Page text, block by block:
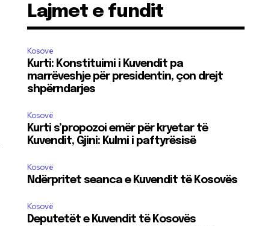
Lajmet e fundit
Kosovë
Kurti: Konstituimi i Kuvendit pa
marrëveshje për presidentin, çon drejt
shpërndarjes
Kosovë
Kurti s’propozoi emër për kryetar të
Kuvendit, Gjini: Kulmi i paftyrësisë
Kosovë
Ndërpritet seanca e Kuvendit të Kosovës
Kosovë
Deputetët e Kuvendit të Kosovës